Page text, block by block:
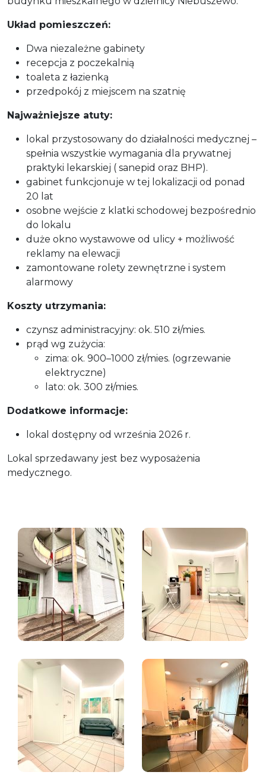
Układ pomieszczeń:
Dwa niezależne gabinety
recepcja z poczekalnią
toaleta z łazienką
przedpokój z miejscem na szatnię
Najważniejsze atuty:
lokal przystosowany do działalności medycznej –
spełnia wszystkie wymagania dla prywatnej
praktyki lekarskiej ( sanepid oraz BHP).
gabinet funkcjonuje w tej lokalizacji od ponad
20 lat
osobne wejście z klatki schodowej bezpośrednio
do lokalu
duże okno wystawowe od ulicy + możliwość
reklamy na elewacji
zamontowane rolety zewnętrzne i system
alarmowy
Koszty utrzymania:
czynsz administracyjny: ok. 510 zł/mies.
prąd wg zużycia:
zima: ok. 900–1000 zł/mies. (ogrzewanie
elektryczne)
lato: ok. 300 zł/mies.
Dodatkowe informacje:
lokal dostępny od września 2026 r.
Lokal sprzedawany jest bez wyposażenia
medycznego.